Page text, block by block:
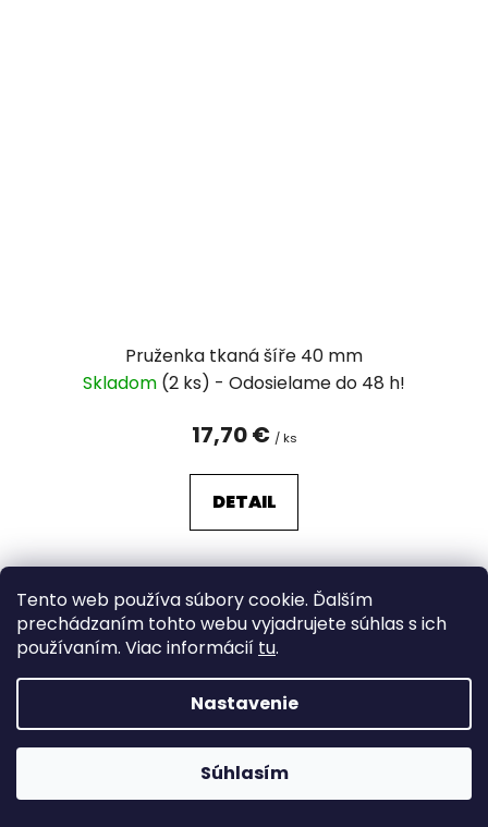
Tento web používa súbory cookie. Ďalším
prechádzaním tohto webu vyjadrujete súhlas s ich
používaním. Viac informácií tu.
Nastavenie
Súhlasím
Pruženka tkaná šíře 40 mm
Skladom (2 ks)
17,70 € / ks
DETAIL